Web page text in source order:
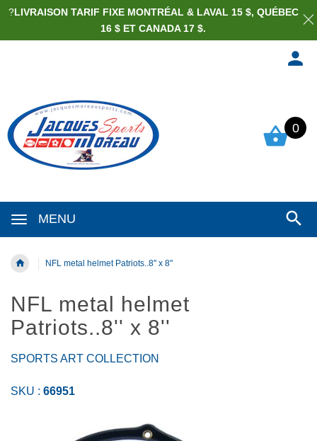
MENU
0
NFL metal helmet Patriots..8'' x 8''
NFL metal helmet
Patriots..8'' x 8''
SPORTS ART COLLECTION
SKU : 66951
?LIVRAISON TARIF FIXE MONTRÉAL & LAVAL 15 $, QUÉBEC
16 $ ET CANADA 17 $.